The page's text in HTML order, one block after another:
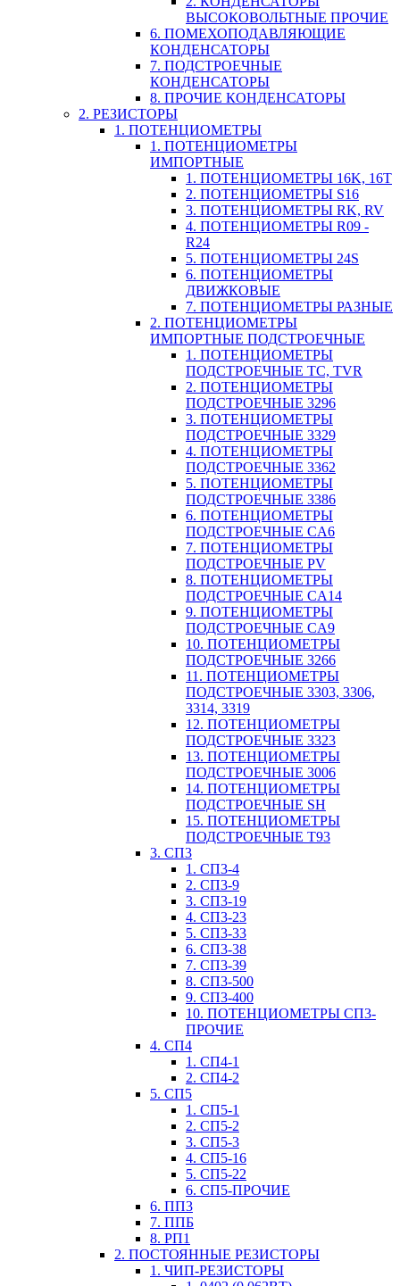
ВЫСОКОВОЛЬТНЫЕ ПРОЧИЕ
6. ПОМЕХОПОДАВЛЯЮЩИЕ
КОНДЕНСАТОРЫ
7. ПОДСТРОЕЧНЫЕ
КОНДЕНСАТОРЫ
8. ПРОЧИЕ КОНДЕНСАТОРЫ
2. РЕЗИСТОРЫ
1. ПОТЕНЦИОМЕТРЫ
1. ПОТЕНЦИОМЕТРЫ
ИМПОРТНЫЕ
1. ПОТЕНЦИОМЕТРЫ 16K, 16T
2. ПОТЕНЦИОМЕТРЫ S16
3. ПОТЕНЦИОМЕТРЫ RK, RV
4. ПОТЕНЦИОМЕТРЫ R09 -
R24
5. ПОТЕНЦИОМЕТРЫ 24S
6. ПОТЕНЦИОМЕТРЫ
ДВИЖКОВЫЕ
7. ПОТЕНЦИОМЕТРЫ РАЗНЫЕ
2. ПОТЕНЦИОМЕТРЫ
ИМПОРТНЫЕ ПОДСТРОЕЧНЫЕ
1. ПОТЕНЦИОМЕТРЫ
ПОДСТРОЕЧНЫЕ TC, TVR
2. ПОТЕНЦИОМЕТРЫ
ПОДСТРОЕЧНЫЕ 3296
3. ПОТЕНЦИОМЕТРЫ
ПОДСТРОЕЧНЫЕ 3329
4. ПОТЕНЦИОМЕТРЫ
ПОДСТРОЕЧНЫЕ 3362
5. ПОТЕНЦИОМЕТРЫ
ПОДСТРОЕЧНЫЕ 3386
6. ПОТЕНЦИОМЕТРЫ
ПОДСТРОЕЧНЫЕ CA6
7. ПОТЕНЦИОМЕТРЫ
ПОДСТРОЕЧНЫЕ PV
8. ПОТЕНЦИОМЕТРЫ
ПОДСТРОЕЧНЫЕ CA14
9. ПОТЕНЦИОМЕТРЫ
ПОДСТРОЕЧНЫЕ CA9
10. ПОТЕНЦИОМЕТРЫ
ПОДСТРОЕЧНЫЕ 3266
11. ПОТЕНЦИОМЕТРЫ
ПОДСТРОЕЧНЫЕ 3303, 3306,
3314, 3319
12. ПОТЕНЦИОМЕТРЫ
ПОДСТРОЕЧНЫЕ 3323
13. ПОТЕНЦИОМЕТРЫ
ПОДСТРОЕЧНЫЕ 3006
14. ПОТЕНЦИОМЕТРЫ
ПОДСТРОЕЧНЫЕ SH
15. ПОТЕНЦИОМЕТРЫ
ПОДСТРОЕЧНЫЕ Т93
3. СП3
1. СП3-4
2. СП3-9
3. СП3-19
4. СП3-23
5. СП3-33
6. СП3-38
7. СП3-39
8. СП3-500
9. СП3-400
10. ПОТЕНЦИОМЕТРЫ СП3-
ПРОЧИЕ
4. СП4
1. СП4-1
2. СП4-2
5. СП5
1. СП5-1
2. СП5-2
3. СП5-3
4. СП5-16
5. СП5-22
6. СП5-ПРОЧИЕ
6. ПП3
7. ППБ
8. РП1
2. ПОСТОЯННЫЕ РЕЗИСТОРЫ
1. ЧИП-РЕЗИСТОРЫ